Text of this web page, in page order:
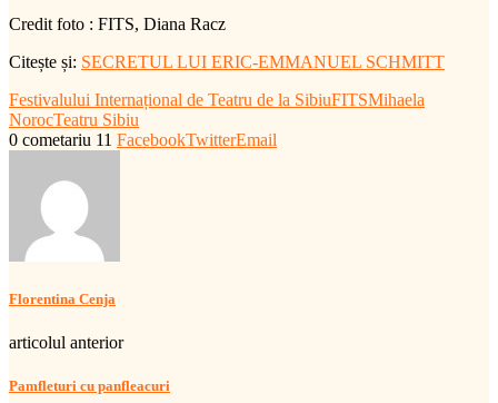
Credit foto : FITS, Diana Racz
Citește și: SECRETUL LUI ERIC-EMMANUEL SCHMITT
Festivalului Internațional de Teatru de la SibiuFITSMihaela
NorocTeatru Sibiu
0 cometariu 11 FacebookTwitterEmail
Florentina Cenja
articolul anterior
Pamfleturi cu panfleacuri